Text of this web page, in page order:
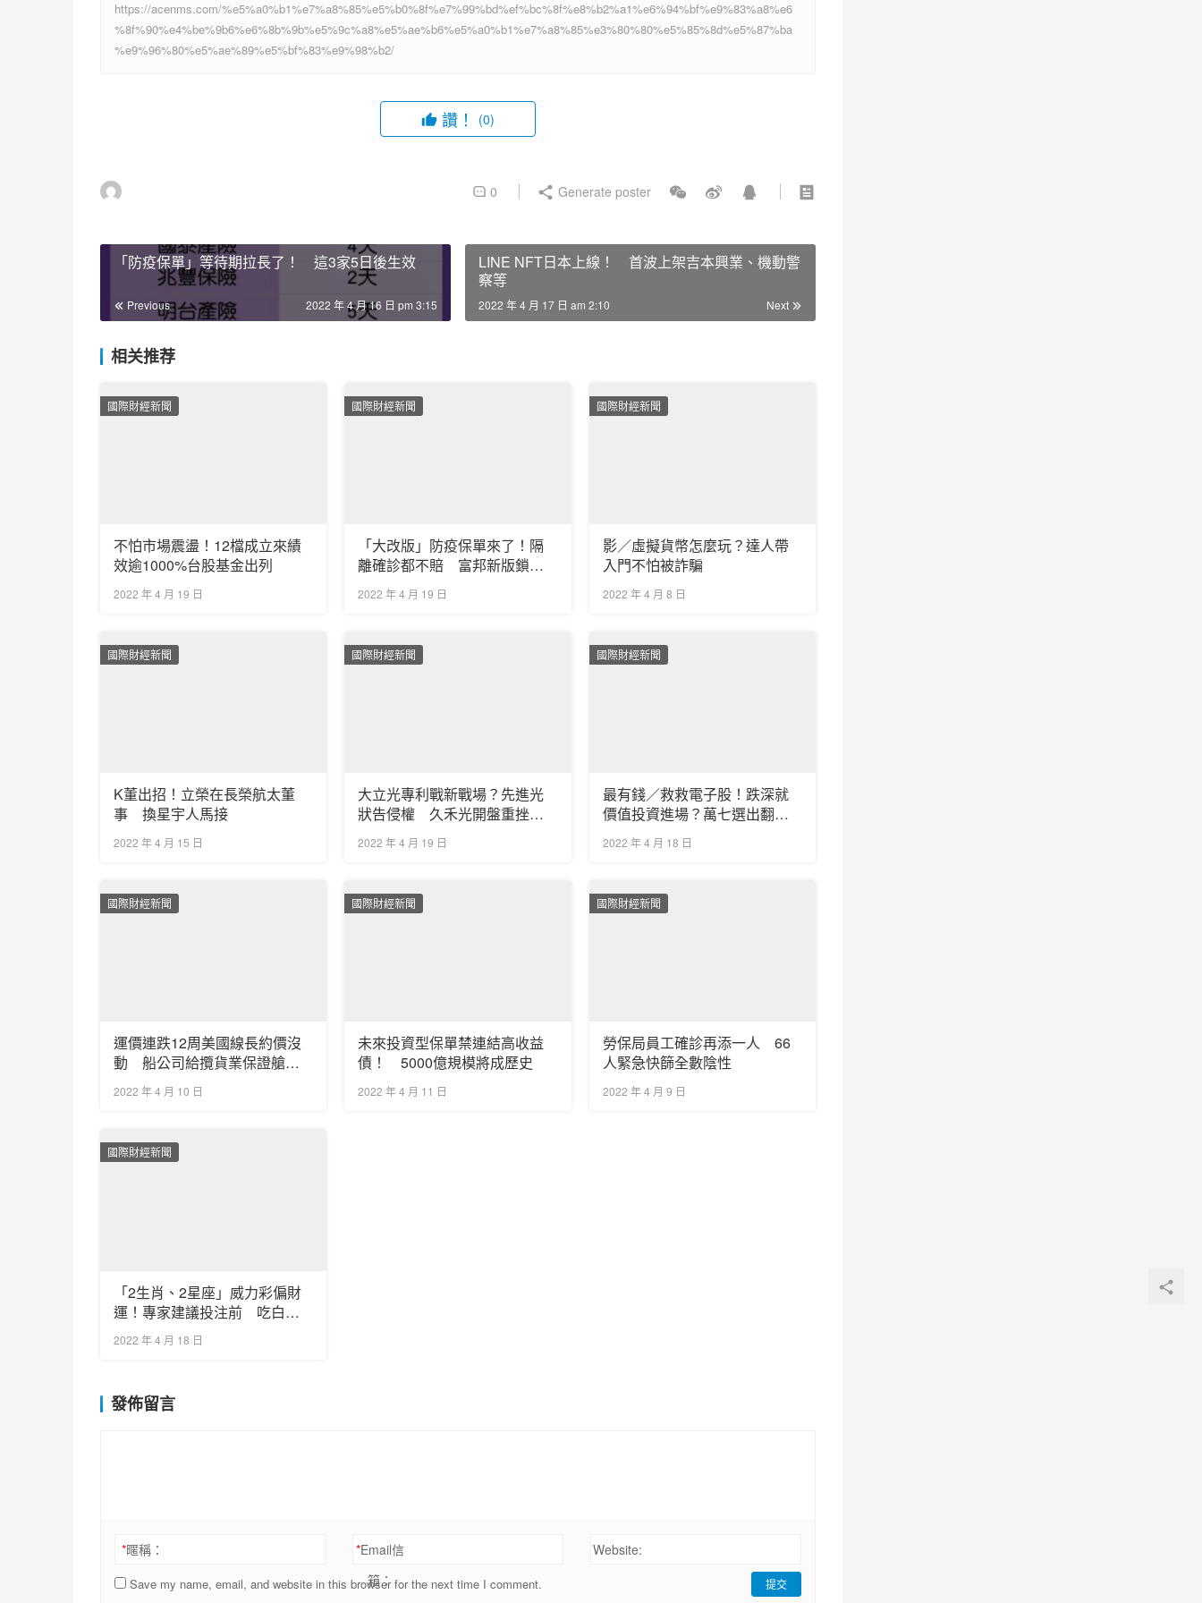
https://acenms.com/%e5%a0%b1%e7%a8%85%e5%b0%8f%e7%99%bd%ef%bc%8f%e8%b2%a1%e6%94%bf%e9%83%a8%e6
%8f%90%e4%be%9b6%e6%8b%9b%e5%9c%a8%e5%ae%b6%e5%a0%b1%e7%a8%85%e3%80%80%e5%85%8d%e5%87%ba
%e9%96%80%e5%ae%89%e5%bf%83%e9%98%b2/
讚！ (0)
0 Generate poster
「防疫保單」等待期拉長了！ 這3家5日後生效
Previous 2022 年 4 月 16 日 pm 3:15
LINE NFT日本上線！ 首波上架吉本興業、機動警
察等
Next
2022 年 4 月 17 日 am 2:10
相关推荐
國際財經新聞
不怕市場震盪！12檔成立來績
效逾1000%台股基金出列
2022 年 4 月 19 日
國際財經新聞
「大改版」防疫保單來了！隔
離確診都不賠 富邦新版鎖定
住院「最高賠50萬」
2022 年 4 月 19 日
國際財經新聞
影／虛擬貨幣怎麼玩？達人帶
入門不怕被詐騙
2022 年 4 月 8 日
國際財經新聞
K董出招！立榮在長榮航太董
事 換星宇人馬接
2022 年 4 月 15 日
國際財經新聞
大立光專利戰新戰場？先進光
狀告侵權 久禾光開盤重挫
14％
2022 年 4 月 19 日
國際財經新聞
最有錢／救救電子股！跌深就
價值投資進場？萬七選出翻倍
存股術！
2022 年 4 月 18 日
國際財經新聞
運價連跌12周美國線長約價沒
動 船公司給攬貨業保證艙位
還減二到三成
2022 年 4 月 10 日
國際財經新聞
未來投資型保單禁連結高收益
債！ 5000億規模將成歷史
2022 年 4 月 11 日
國際財經新聞
勞保局員工確診再添一人 66
人緊急快篩全數陰性
2022 年 4 月 9 日
國際財經新聞
「2生肖、2星座」威力彩偏財
運！專家建議投注前 吃白吐
司助攻
2022 年 4 月 18 日
發佈留言
*暱稱： *Email信
箱：
Website:
Save my name, email, and website in this browser for the next time I comment. 提交